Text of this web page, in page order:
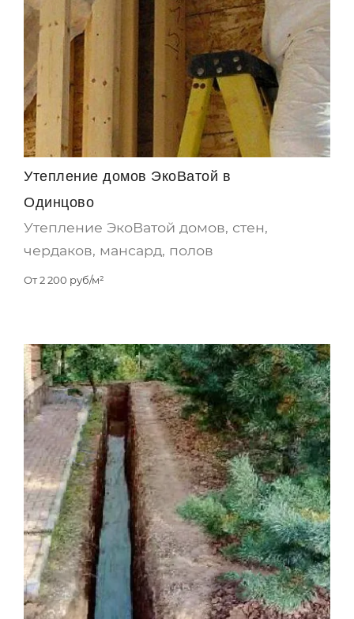
Утепление домов ЭкоВатой в
Одинцово
Утепление ЭкоВатой домов, стен,
чердаков, мансард, полов
От2 200 руб/м²